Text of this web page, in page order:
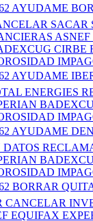
AYUDAME
SACAR
CIRBE
AYUDAME
ENERGIES
AYUDAME
DATOS
BORRAR
CANCELAR
EQUIFAX